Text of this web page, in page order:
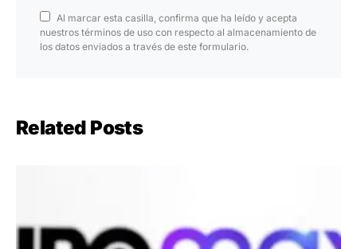
Al marcar esta casilla, confirma que ha leído y acepta
nuestros términos de uso con respecto al almacenamiento de
los datos enviados a través de este formulario.
Related Posts